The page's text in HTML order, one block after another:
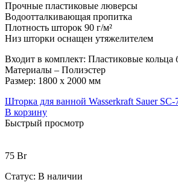
Прочные пластиковые люверсы
Водоотталкивающая пропитка
Плотность шторок 90 г/м²
Низ шторки оснащен утяжелителем
Входит в комплект: Пластиковые кольца
Материалы – Полиэстер
Размер: 1800 х 2000 мм
Шторка для ванной Wasserkraft Sauer SC-
В корзину
Быстрый просмотр
75 Br
Статус: В наличии